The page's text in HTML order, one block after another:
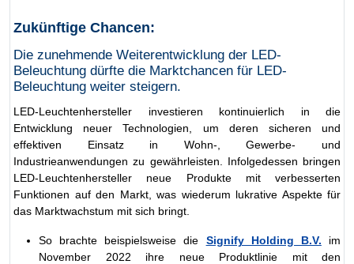
Zukünftige Chancen:
Die zunehmende Weiterentwicklung der LED-
Beleuchtung dürfte die Marktchancen für LED-
Beleuchtung weiter steigern.
LED-Leuchtenhersteller investieren kontinuierlich in die
Entwicklung neuer Technologien, um deren sicheren und
effektiven Einsatz in Wohn-, Gewerbe- und
Industrieanwendungen zu gewährleisten. Infolgedessen bringen
LED-Leuchtenhersteller neue Produkte mit verbesserten
Funktionen auf den Markt, was wiederum lukrative Aspekte für
das Marktwachstum mit sich bringt.
So brachte beispielsweise die Signify Holding B.V. im
November 2022 ihre neue Produktlinie mit den